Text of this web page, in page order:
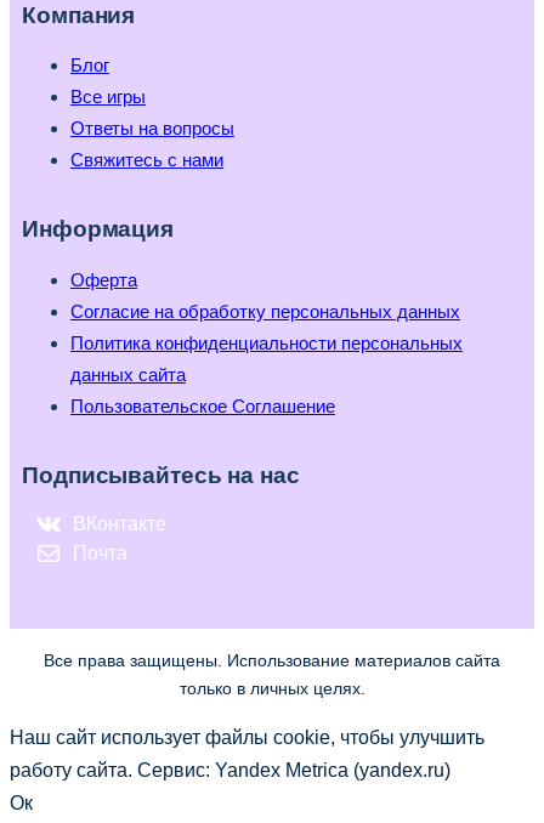
Компания
Блог
Все игры
Ответы на вопросы
Свяжитесь с нами
Информация
Оферта
Согласие на обработку персональных данных
Политика конфиденциальности персональных
данных сайта
Пользовательское Соглашение
Подписывайтесь на нас
ВКонтакте
Почта
Все права защищены. Использование материалов сайта
только в личных целях.
Наш сайт использует файлы cookie, чтобы улучшить
работу сайта. Сервис: Yandex Metrica (yandex.ru)
Ок